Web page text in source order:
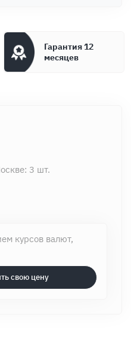
Гарантия 12
месяцев
3 шт.
курсов валют,
свою цену